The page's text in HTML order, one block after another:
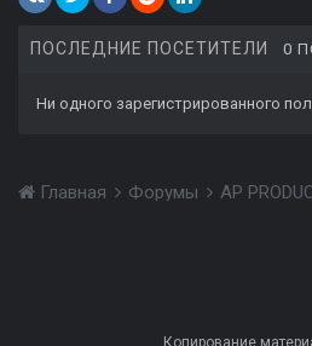
ПОСЛЕДНИЕ ПОСЕТИТЕЛИ 0
Ни одного зарегистрированного
Главная Форумы AP
Копирование